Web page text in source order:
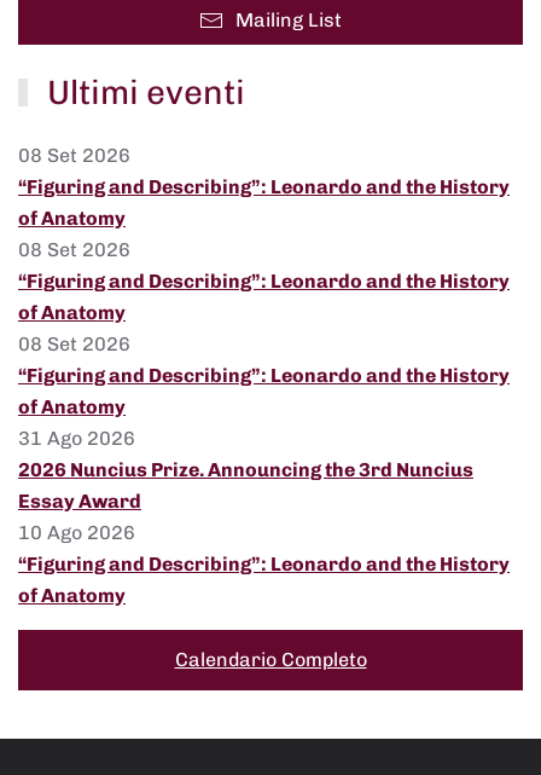
Mailing List
Ultimi eventi
08 Set 2026
“Figuring and Describing”: Leonardo and the History
of Anatomy
08 Set 2026
“Figuring and Describing”: Leonardo and the History
of Anatomy
08 Set 2026
“Figuring and Describing”: Leonardo and the History
of Anatomy
31 Ago 2026
2026 Nuncius Prize. Announcing the 3rd Nuncius
Essay Award
10 Ago 2026
“Figuring and Describing”: Leonardo and the History
of Anatomy
Calendario Completo